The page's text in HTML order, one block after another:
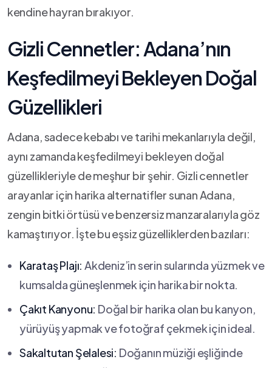
⁤kendine ‍hayran bırakıyor.
Gizli Cennetler: Adana’nın
⁢Keşfedilmeyi Bekleyen‍ Doğal
Güzellikleri
Adana, sadece kebabı⁤ ve tarihi mekanlarıyla değil,
⁤aynı zamanda keşfedilmeyi bekleyen doğal
güzellikleriyle de meşhur bir şehir. Gizli cennetler
arayanlar için harika alternatifler​ sunan Adana,
zengin bitki örtüsü ve benzersiz manzaralarıyla⁤ göz
kamaştırıyor. İşte bu⁤ eşsiz‌ güzelliklerden bazıları:
Karataş Plajı: Akdeniz’in ​serin‍ sularında yüzmek ve
kumsalda ‍güneşlenmek ⁣için harika‍ bir nokta.
Çakıt Kanyonu: Doğal bir​ harika olan bu kanyon,
yürüyüş yapmak ve fotoğraf çekmek için ideal.
Sakaltutan Şelalesi: Doğanın müziği⁣ eşliğinde